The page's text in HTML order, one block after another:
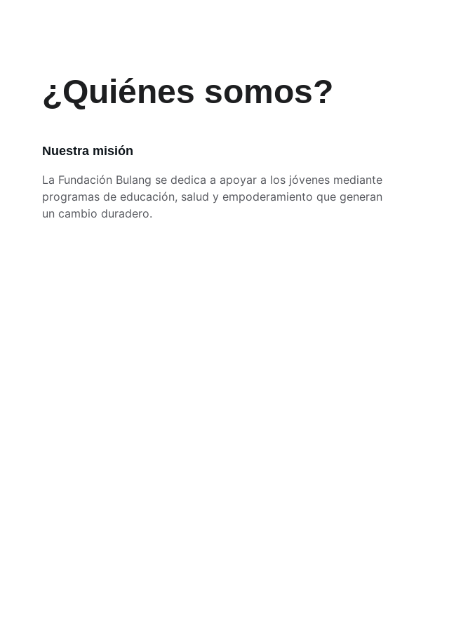
¿Quiénes somos?
La Fundación Bulang se dedica a apoyar a los jóvenes mediante
programas de educación, salud y empoderamiento que generan
un cambio duradero.
Nuestra misión